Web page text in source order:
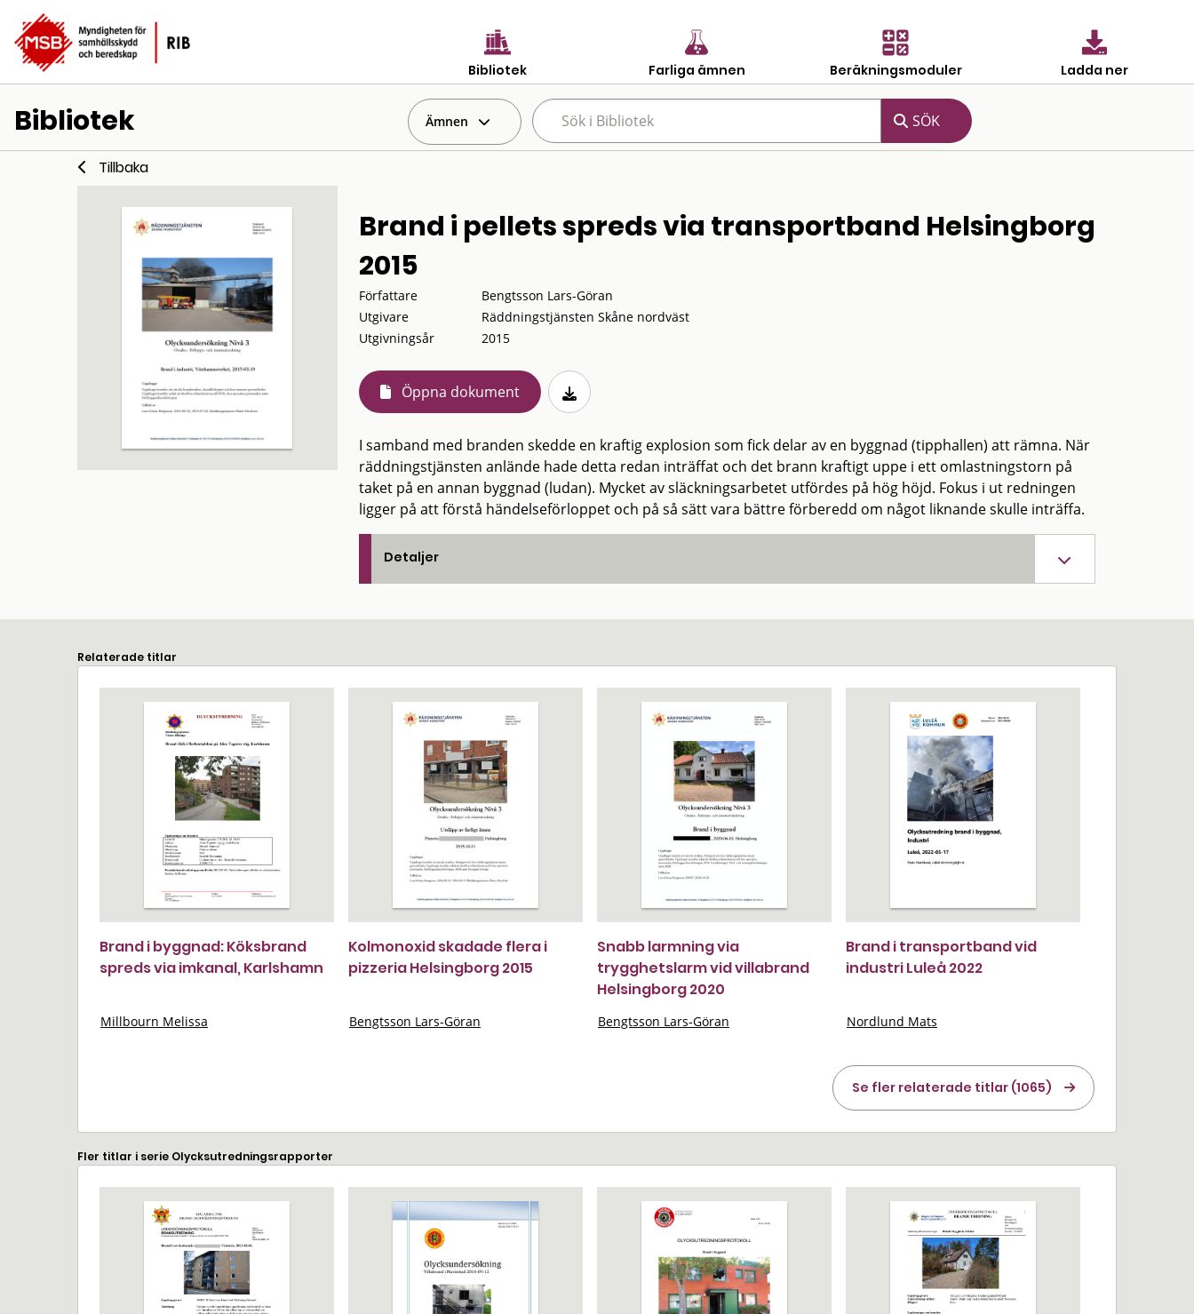
Bibliotek Farliga ämnen Beräkningsmoduler Ladda ner
Bibliotek Ämnen
Tillbaka
Brand i pellets spreds via transportband Helsingborg
2015
Författare
Bengtsson Lars-Göran
Utgivare
Räddningstjänsten Skåne nordväst
Utgivningsår
2015
Öppna dokument
I samband med branden skedde en kraftig explosion som fick delar av en byggnad (tipphallen) att rämna. När
räddningstjänsten anlände hade detta redan inträffat och det brann kraftigt uppe i ett omlastningstorn på
taket på en annan byggnad (ludan). Mycket av släckningsarbetet utfördes på hög höjd. Fokus i ut redningen
ligger på att förstå händelseförloppet och på så sätt vara bättre förberedd om något liknande skulle inträffa.
Detaljer
Relaterade titlar
Brand i byggnad: Köksbrand
spreds via imkanal, Karlshamn
Millbourn Melissa
Kolmonoxid skadade flera i
pizzeria Helsingborg 2015
Bengtsson Lars-Göran
Snabb larmning via
trygghetslarm vid villabrand
Helsingborg 2020
Bengtsson Lars-Göran
Brand i transportband vid
industri Luleå 2022
Nordlund Mats
Se fler relaterade titlar (1065)
Fler titlar i serie Olycksutredningsrapporter